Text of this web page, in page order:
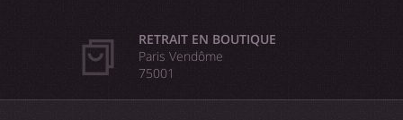
RETRAIT EN BOUTIQUE
Paris Vendôme
75001